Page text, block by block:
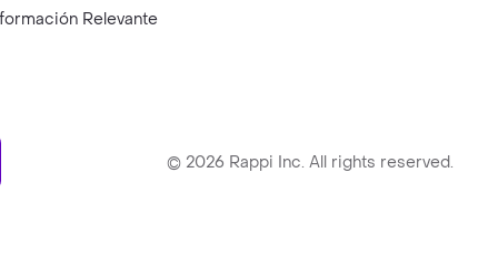
Relevante
© 2026 Rappi Inc. All rights reserved.